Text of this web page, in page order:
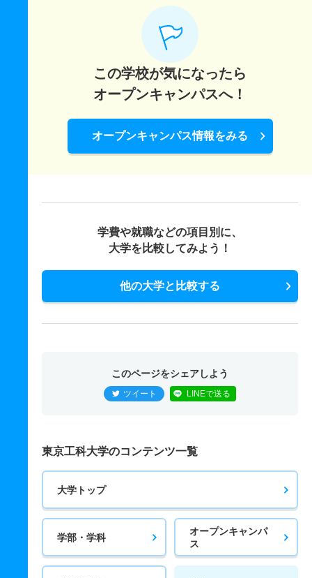
この学校が気になったら
オープンキャンパスへ！
オープンキャンパス情報をみる
学費や就職などの項目別に、
大学を比較してみよう！
他の大学と比較する
このページをシェアしよう
ツイート LINEで送る
東京工科大学のコンテンツ一覧
大学トップ
学部・学科
オープンキャンパ
ス